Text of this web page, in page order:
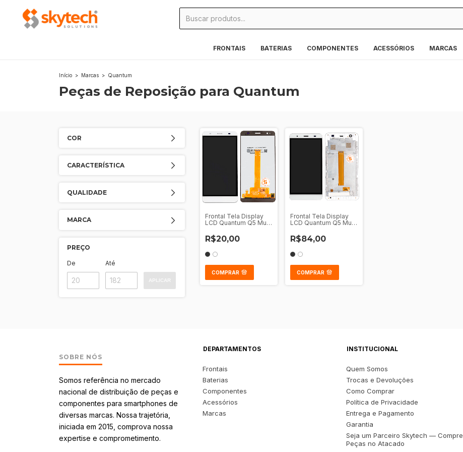
FRONTAIS BATERIAS COMPONENTES ACESSÓRIOS MARCAS
Início > Marcas > Quantum
Peças de Reposição para Quantum
COR
CARACTERÍSTICA
QUALIDADE
MARCA
PREÇO
De Até
Frontal Tela Display
LCD Quantum Q5 Muv
R$20,00
COMPRAR
Frontal Tela Display
LCD Quantum Q5 Muv
R$84,00
COMPRAR
SOBRE NÓS
Somos referência no mercado
nacional de distribuição de peças e
componentes para smartphones de
diversas marcas. Nossa trajetória,
iniciada em 2015, comprova nossa
expertise e comprometimento.
DEPARTAMENTOS
Frontais
Baterias
Componentes
Acessórios
Marcas
INSTITUCIONAL
Quem Somos
Trocas e Devoluções
Como Comprar
Política de Privacidade
Entrega e Pagamento
Garantia
Seja um Parceiro Skytech — Compre
Peças no Atacado